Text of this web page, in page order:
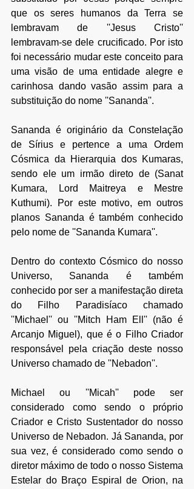
que os seres humanos da Terra se
lembravam de ''Jesus Cristo''
lembravam-se dele crucificado. Por isto
foi necessário mudar este conceito para
uma visão de uma entidade alegre e
carinhosa dando vasão assim para a
substituição do nome ''Sananda''.
Sananda é originário da Constelação
de Sírius e pertence a uma Ordem
Cósmica da Hierarquia dos Kumaras,
sendo ele um irmão direto de (Sanat
Kumara, Lord Maitreya e Mestre
Kuthumi). Por este motivo, em outros
planos Sananda é também conhecido
pelo nome de ''Sananda Kumara''.
Dentro do contexto Cósmico do nosso
Universo, Sananda é também
conhecido por ser a manifestação direta
do Filho Paradisíaco chamado
''Michael'' ou ''Mitch Ham Ell'' (não é
Arcanjo Miguel), que é o Filho Criador
responsável pela criação deste nosso
Universo chamado de ''Nebadon''.
Michael ou ''Micah'' pode ser
considerado como sendo o próprio
Criador e Cristo Sustentador do nosso
Universo de Nebadon. Já Sananda, por
sua vez, é considerado como sendo o
diretor máximo de todo o nosso Sistema
Estelar do Braço Espiral de Orion, na